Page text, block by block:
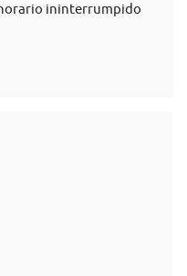
ininterrumpido